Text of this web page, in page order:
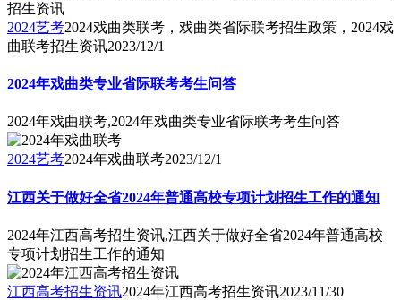
2024艺考2024戏曲类联考，戏曲类省际联考招生政策，2024戏
曲联考招生资讯2023/12/1
2024年戏曲类专业省际联考考生问答
2024年戏曲联考,2024年戏曲类专业省际联考考生问答
2024艺考2024年戏曲联考2023/12/1
江西关于做好全省2024年普通高校专项计划招生工作的通知
2024年江西高考招生资讯,江西关于做好全省2024年普通高校
专项计划招生工作的通知
江西高考招生资讯2024年江西高考招生资讯2023/11/30